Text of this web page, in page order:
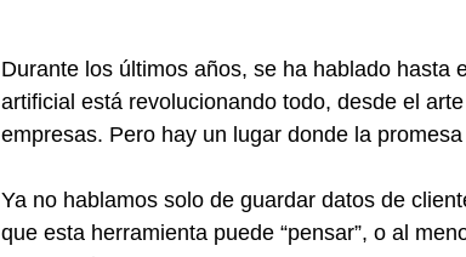
Durante los últimos años, se ha hablado hasta
artificial está revolucionando todo, desde el
empresas. Pero hay un lugar donde la
Ya no hablamos solo de guardar datos de
que esta herramienta puede “pensar”, o al